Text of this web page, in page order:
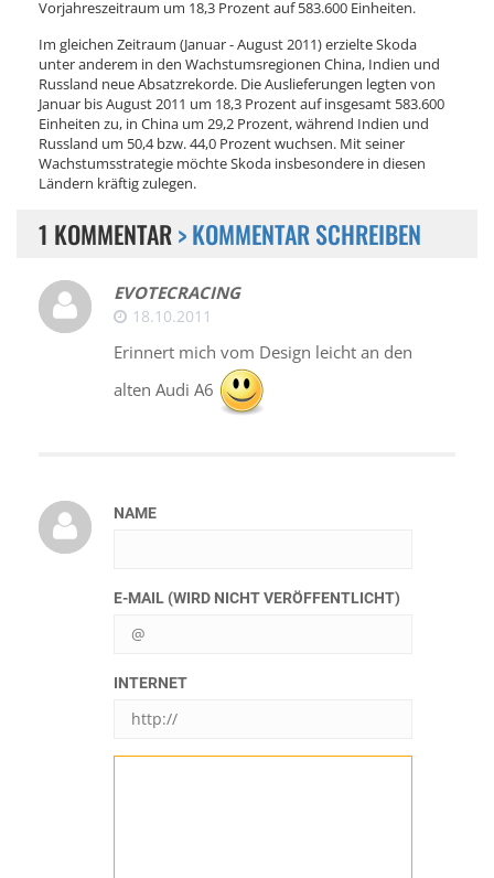
Vorjahreszeitraum um 18,3 Prozent auf 583.600 Einheiten.
Im gleichen Zeitraum (Januar - August 2011) erzielte Skoda
unter anderem in den Wachstumsregionen China, Indien und
Russland neue Absatzrekorde. Die Auslieferungen legten von
Januar bis August 2011 um 18,3 Prozent auf insgesamt 583.600
Einheiten zu, in China um 29,2 Prozent, während Indien und
Russland um 50,4 bzw. 44,0 Prozent wuchsen. Mit seiner
Wachstumsstrategie möchte Skoda insbesondere in diesen
Ländern kräftig zulegen.
1 KOMMENTAR> KOMMENTAR SCHREIBEN
EVOTECRACING
18.10.2011
Erinnert mich vom Design leicht an den
alten Audi A6
NAME
E-MAIL (WIRD NICHT VERÖFFENTLICHT)
INTERNET